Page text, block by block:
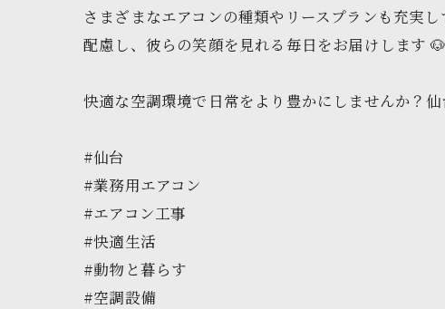
さまざまなエアコンの種類やリースプランも充実
配慮し、彼らの笑顔を見れる毎日をお届けします
快適な空調環境で日常をより豊かにしませんか？
#仙台
#業務用エアコン
#エアコン工事
#快適生活
#動物と暮らす
#空調設備